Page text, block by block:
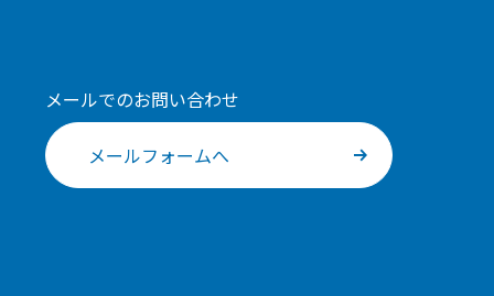
メールでのお問い合わせ
メールフォームへ